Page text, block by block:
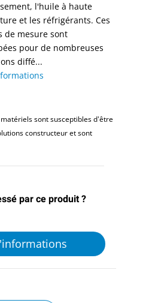
l'huile à haute
et les réfrigérants. Ces
de mesure sont
pour de nombreuses
diffé...
sont susceptibles d'être
constructeur et sont
par ce produit ?